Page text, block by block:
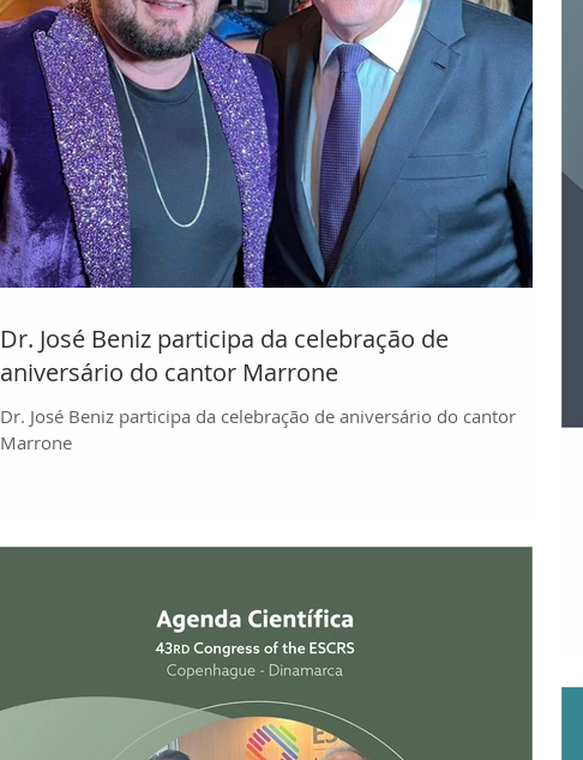
Dr. José Beniz participa da celebração de
aniversário do cantor Marrone
Dr. José Beniz participa da celebração de aniversário do cantor
Marrone